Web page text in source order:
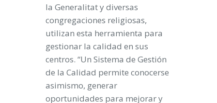
la Generalitat y diversas
congregaciones religiosas,
utilizan esta herramienta para
gestionar la calidad en sus
centros. “Un Sistema de Gestión
de la Calidad permite conocerse
asimismo, generar
oportunidades para mejorar y